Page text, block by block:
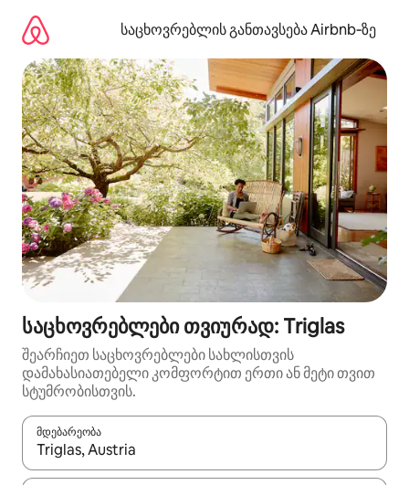
გადასვლა
საცხოვრებლის განთავსება Airbnb‑ზე
საცხოვრებლები თვიურად: Triglas
შეარჩიეთ საცხოვრებლები სახლისთვის
დამახასიათებელი კომფორტით ერთი ან მეტი თვით
სტუმრობისთვის.
მდებარეობა
როცა შედეგები ხელმისაწვდომი გახდება, ნავიგაციისთვის